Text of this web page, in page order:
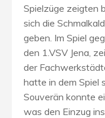
Spielzüge zeigten
sich die
geben. Im Spiel
den 1.VSV Jena,
der
hatte in dem Spiel
Souverän konnte
was den Einzug